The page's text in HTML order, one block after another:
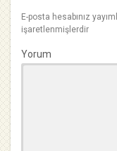
E-posta hesabınız
işaretlenmişlerdir
Yorum